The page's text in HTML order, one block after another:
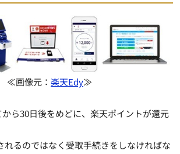
≪画像元： 楽天Edy≫
ら30日後をめどに、楽天ポイントが還元
れるのではなく受取手続きをしなければな